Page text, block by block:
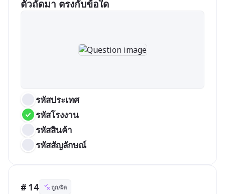
ตัวถัดมา ตรงกับข้อใด
รหัสประเทศ
รหัสโรงงาน
รหัสสินค้า
รหัสสัญลักษณ์
# 14 ถูก/ผิด